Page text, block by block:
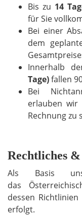
Bis zu 14
für Sie
Bei einer
dem
Innerhalb
Tage)fallen
Bei
erlauben wir
Rechnung zu
Rechtliches
Als Basis
das
dessen
erfolgt.